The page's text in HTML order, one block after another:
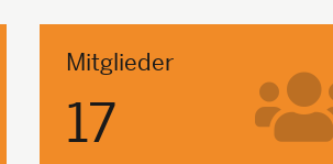
Mitglieder
17